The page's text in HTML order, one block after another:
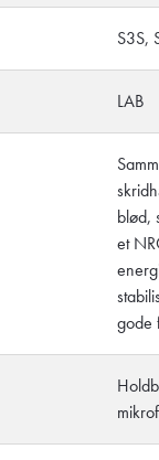
S3S,
LAB
blød,
et
gode